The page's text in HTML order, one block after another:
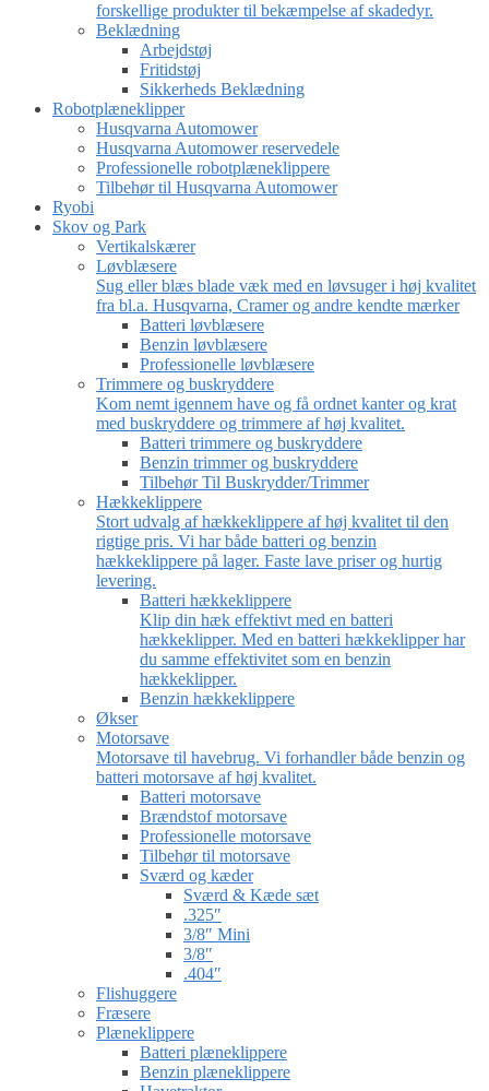
forskellige produkter til bekæmpelse af skadedyr.
Beklædning
Arbejdstøj
Fritidstøj
Sikkerheds Beklædning
Robotplæneklipper
Husqvarna Automower
Husqvarna Automower reservedele
Professionelle robotplæneklippere
Tilbehør til Husqvarna Automower
Ryobi
Skov og Park
Vertikalskærer
Løvblæsere
Sug eller blæs blade væk med en løvsuger i høj kvalitet
fra bl.a. Husqvarna, Cramer og andre kendte mærker
Batteri løvblæsere
Benzin løvblæsere
Professionelle løvblæsere
Trimmere og buskryddere
Kom nemt igennem have og få ordnet kanter og krat
med buskryddere og trimmere af høj kvalitet.
Batteri trimmere og buskryddere
Benzin trimmer og buskryddere
Tilbehør Til Buskrydder/Trimmer
Hækkeklippere
Stort udvalg af hækkeklippere af høj kvalitet til den
rigtige pris. Vi har både batteri og benzin
hækkeklippere på lager. Faste lave priser og hurtig
levering.
Batteri hækkeklippere
Klip din hæk effektivt med en batteri
hækkeklipper. Med en batteri hækkeklipper har
du samme effektivitet som en benzin
hækkeklipper.
Benzin hækkeklippere
Økser
Motorsave
Motorsave til havebrug. Vi forhandler både benzin og
batteri motorsave af høj kvalitet.
Batteri motorsave
Brændstof motorsave
Professionelle motorsave
Tilbehør til motorsave
Sværd og kæder
Sværd & Kæde sæt
.325″
3/8″ Mini
3/8″
.404″
Flishuggere
Fræsere
Plæneklippere
Batteri plæneklippere
Benzin plæneklippere